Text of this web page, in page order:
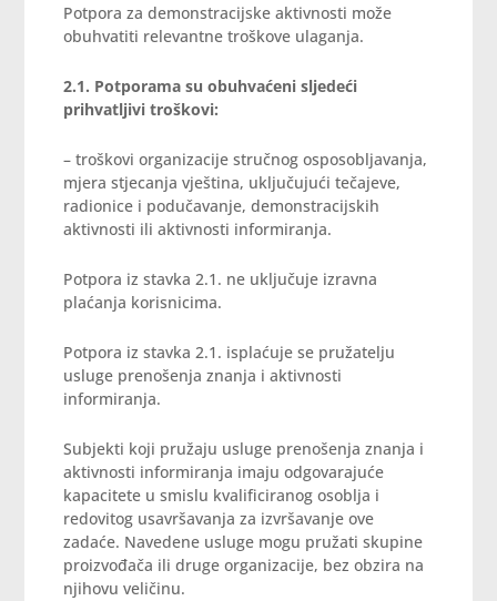
Potpora za demonstracijske aktivnosti može
obuhvatiti relevantne troškove ulaganja.
2.1. Potporama su obuhvaćeni sljedeći
prihvatljivi troškovi:
– troškovi organizacije stručnog osposobljavanja,
mjera stjecanja vještina, uključujući tečajeve,
radionice i podučavanje, demonstracijskih
aktivnosti ili aktivnosti informiranja.
Potpora iz stavka 2.1. ne uključuje izravna
plaćanja korisnicima.
Potpora iz stavka 2.1. isplaćuje se pružatelju
usluge prenošenja znanja i aktivnosti
informiranja.
Subjekti koji pružaju usluge prenošenja znanja i
aktivnosti informiranja imaju odgovarajuće
kapacitete u smislu kvalificiranog osoblja i
redovitog usavršavanja za izvršavanje ove
zadaće. Navedene usluge mogu pružati skupine
proizvođača ili druge organizacije, bez obzira na
njihovu veličinu.